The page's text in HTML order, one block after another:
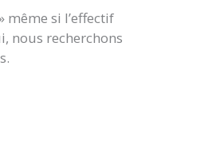
même si l’effectif
nous recherchons